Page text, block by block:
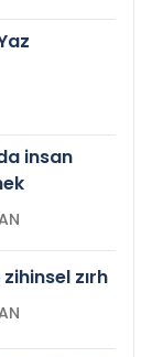
insan
zırh